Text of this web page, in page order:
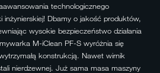
technologicznego
inżynierskiej! Dbamy o jakość produktów,
wysokie bezpieczeństwo działania
M-iClean PF-S wyróżnia się
konstrukcją. Nawet wirnik
nierdzewnej. Już sama masa maszyny